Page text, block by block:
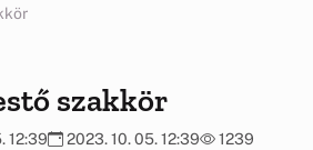
szakkör
12:39 2023. 10. 05. 12:39 1239